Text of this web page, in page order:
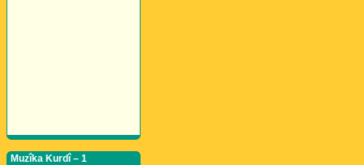
Muzîka Kurdî – 1